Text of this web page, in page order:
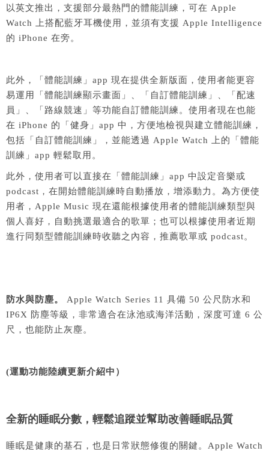
以英文推出，支援部分最熱門的體能訓練，可在 Apple
Watch 上搭配藍牙耳機使用，並須有支援 Apple Intelligence
的 iPhone 在旁。
此外，「體能訓練」app 現在提供全新版面，使用者能更容
易運用「體能訓練顯示畫面」、「自訂體能訓練」、「配速
員」、「路線競速」等功能自訂體能訓練。使用者現在也能
在 iPhone 的「健身」app 中，方便地檢視與建立體能訓練，
包括「自訂體能訓練」，並能透過 Apple Watch 上的「體能
訓練」app 輕鬆取用。
此外，使用者可以直接在「體能訓練」app 中設定音樂或
podcast，在開始體能訓練時自動播放，增添動力。為方便使
用者，Apple Music 現在還能根據使用者的體能訓練類型與
個人喜好，自動挑選最適合的歌單；也可以根據使用者近期
進行同類型體能訓練時收聽之內容，推薦歌單或 podcast。
防水與防塵。
Apple Watch Series 11 具備 50 公尺防水和
IP6X 防塵等級，非常適合在泳池或海洋活動，深度可達 6 公
尺，也能防止灰塵。
(運動功能陸續更新介紹中）
全新的睡眠分數，輕鬆追蹤並幫助改善睡眠品質
睡眠是健康的基石，也是日常狀態修復的關鍵。Apple Watch